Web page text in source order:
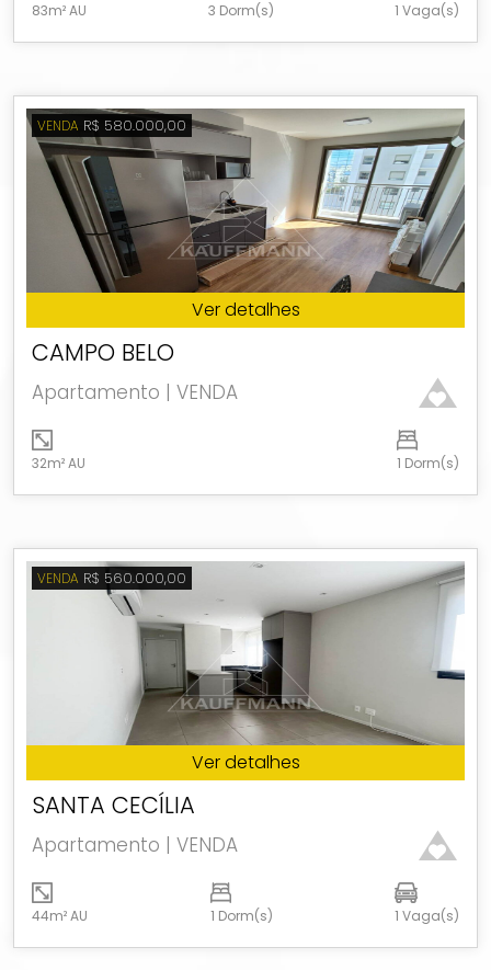
83m² AU 3 Dorm(s) 1 Vaga(s)
VENDA R$ 580.000,00
Ver detalhes
CAMPO BELO
Apartamento | VENDA
32m² AU 1 Dorm(s)
VENDA R$ 560.000,00
Ver detalhes
SANTA CECÍLIA
Apartamento | VENDA
44m² AU 1 Dorm(s) 1 Vaga(s)